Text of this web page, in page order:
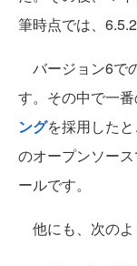
筆時点では、
バージョン6で
す。その中で一番
ングを採用した
のオープンソー
ールです。
他にも、次のよ